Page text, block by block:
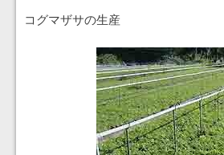
コグマザサの生産